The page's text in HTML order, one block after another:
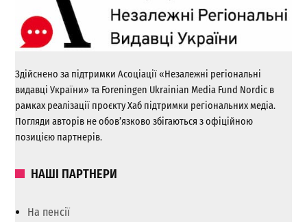
Здійснено за підтримки Асоціації «Незалежні регіональні
видавці України» та Foreningen Ukrainian Media Fund Nordic в
рамках реалізації проєкту Хаб підтримки регіональних медіа.
Погляди авторів не обов’язково збігаються з офіційною
позицією партнерів.
НАШІ ПАРТНЕРИ
На пенсії